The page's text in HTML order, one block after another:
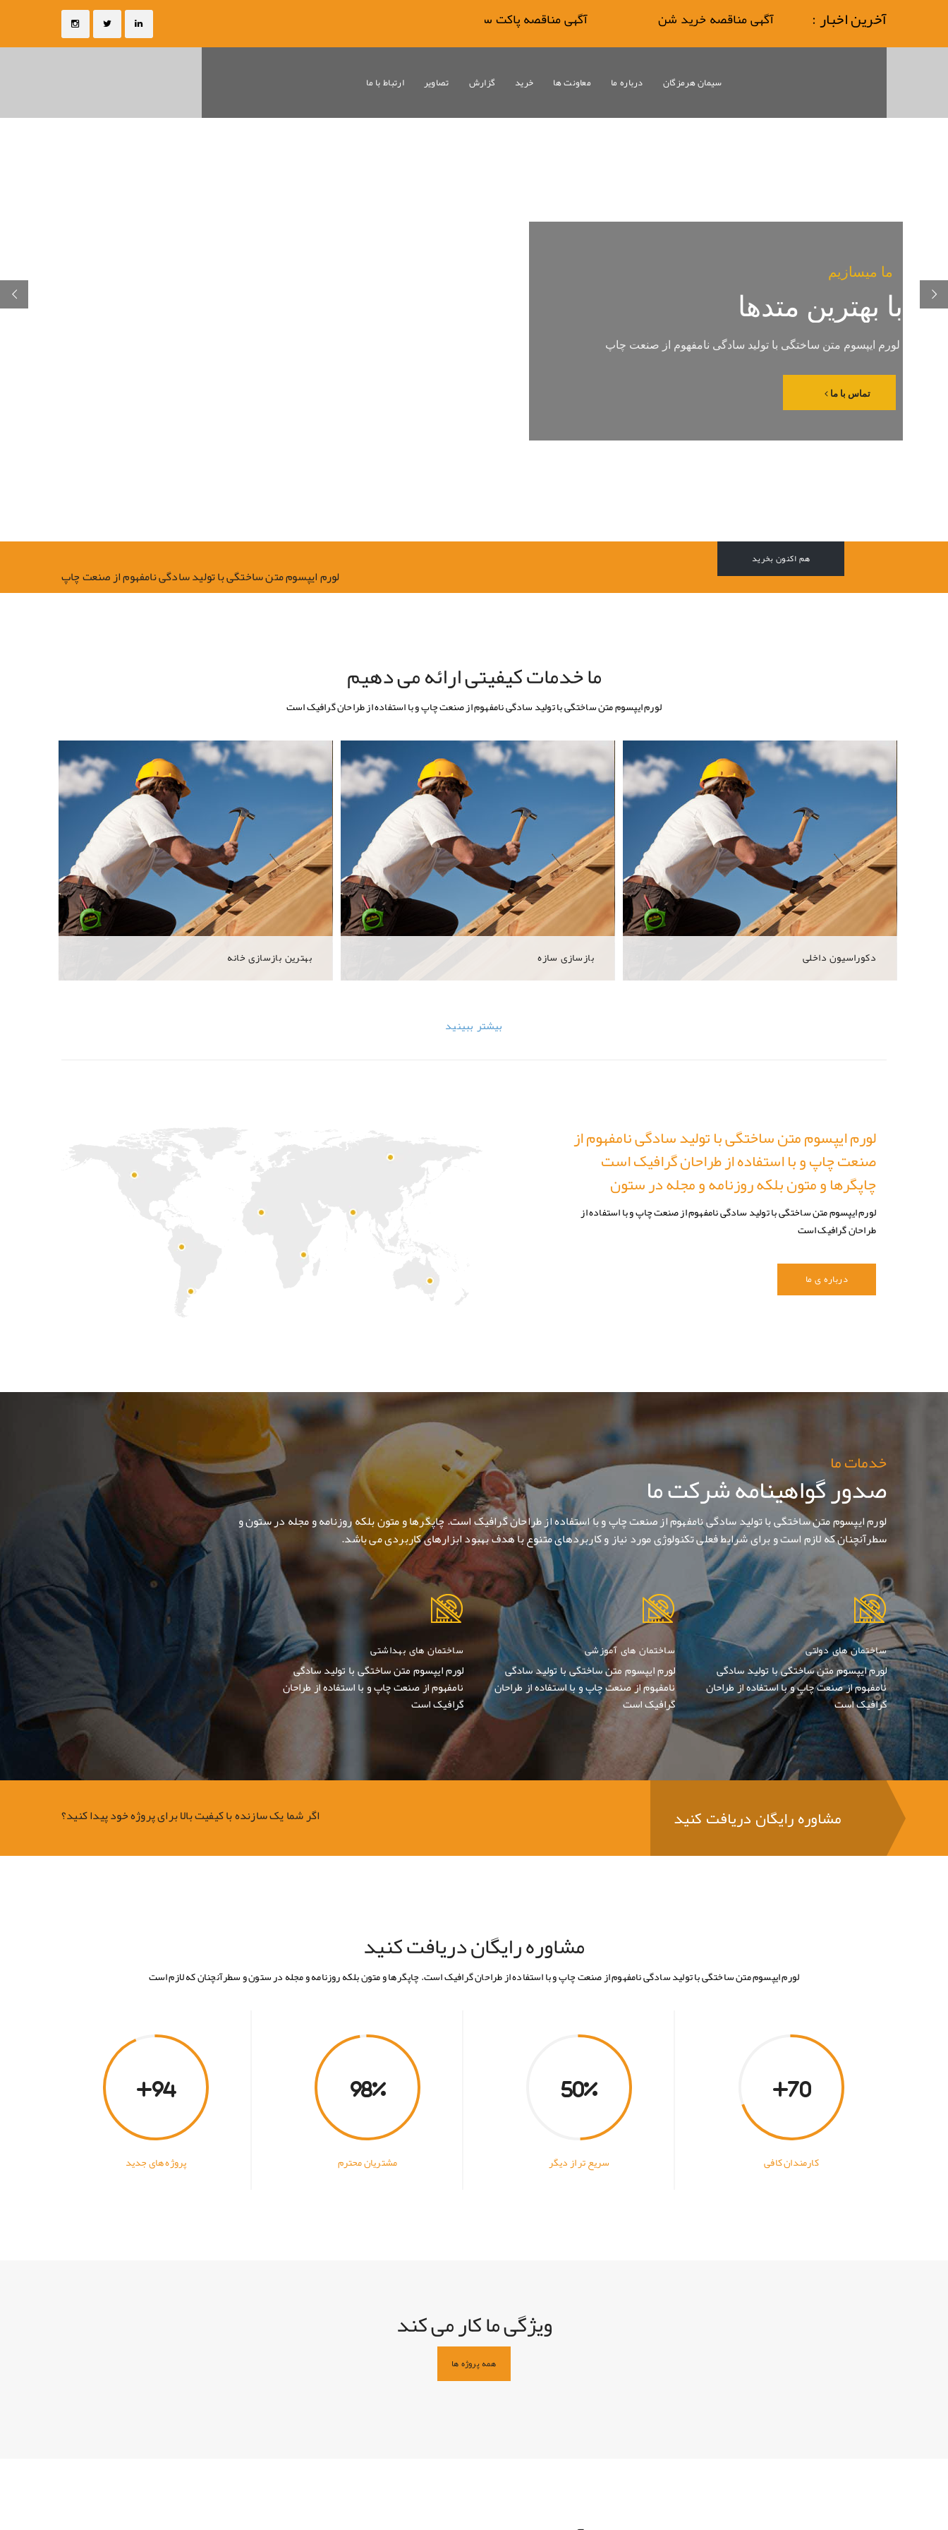
آخرین اخبار : آگهی مناقصه خرید شن آگهی مناقصه پاکت سیمان
ارتباط با ما تصاویر گزارش خرید معاونت ها درباره ما سیمان هرمزگان
ما میسازیم
با بهترین متدها
لورم ایپسوم متن ساختگی با تولید سادگی نامفهوم از صنعت چاپ
تماس با ما
لورم ایپسوم متن ساختگی با تولید سادگی نامفهوم از صنعت چاپ
هم اکنون بخرید
ما خدمات کیفیتی ارائه می دهیم
لورم ایپسوم متن ساختگی با تولید سادگی نامفهوم از صنعت چاپ و با استفاده از طراحان گرافیک است
بهترین بازسازی خانه بازسازی سازه دکوراسیون داخلی
بیشتر ببینید
لورم ایپسوم متن ساختگی با تولید سادگی نامفهوم از
صنعت چاپ و با استفاده از طراحان گرافیک است
چاپگرها و متون بلکه روزنامه و مجله در ستون
لورم ایپسوم متن ساختگی با تولید سادگی نامفهوم از صنعت چاپ و با استفاده از
طراحان گرافیک است
درباره ی ما
خدمات ما
صدور گواهینامه شرکت ما
لورم ایپسوم متن ساختگی با تولید سادگی نامفهوم از صنعت چاپ و با استفاده از طراحان گرافیک است. چاپگرها و متون بلکه روزنامه و مجله در ستون و
سطرآنچنان که لازم است و برای شرایط فعلی تکنولوژی مورد نیاز و کاربردهای متنوع با هدف بهبود ابزارهای کاربردی می باشد.
ساختمان های بهداشتی
لورم ایپسوم متن ساختگی با تولید سادگی
نامفهوم از صنعت چاپ و با استفاده از طراحان
گرافیک است
ساختمان های آموزشی
لورم ایپسوم متن ساختگی با تولید سادگی
نامفهوم از صنعت چاپ و با استفاده از طراحان
گرافیک است
ساختمان های دولتی
لورم ایپسوم متن ساختگی با تولید سادگی
نامفهوم از صنعت چاپ و با استفاده از طراحان
گرافیک است
اگر شما یک سازنده با کیفیت بالا برای پروژه خود پیدا کنید؟ مشاوره رایگان دریافت کنید
مشاوره رایگان دریافت کنید
لورم ایپسوم متن ساختگی با تولید سادگی نامفهوم از صنعت چاپ و با استفاده از طراحان گرافیک است. چاپگرها و متون بلکه روزنامه و مجله در ستون و سطرآنچنان که لازم است
94
پروژه های جدید
98
مشتریان محترم
50
سریع تر از دیگر
70
کارمندان کافی
ویژگی ما کار می کند
همه پروژه ها